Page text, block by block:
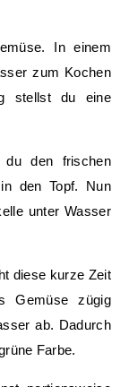
In einem
zum Kochen
stellst du eine
du den frischen
den Topf. Nun
unter Wasser
diese kurze Zeit
Gemüse zügig
ab. Dadurch
Farbe.